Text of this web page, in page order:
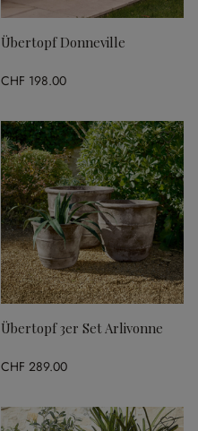
Übertopf Donneville
CHF 198.00
Übertopf 3er Set Arlivonne
CHF 289.00